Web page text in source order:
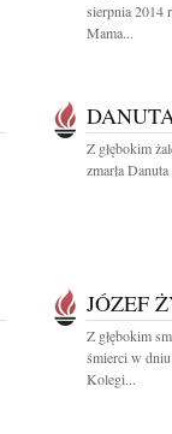
sierpnia 2014
Mama...
Z głębokim
zmarła
JÓZEF
Z głębokim
śmierci w
Kolegi...